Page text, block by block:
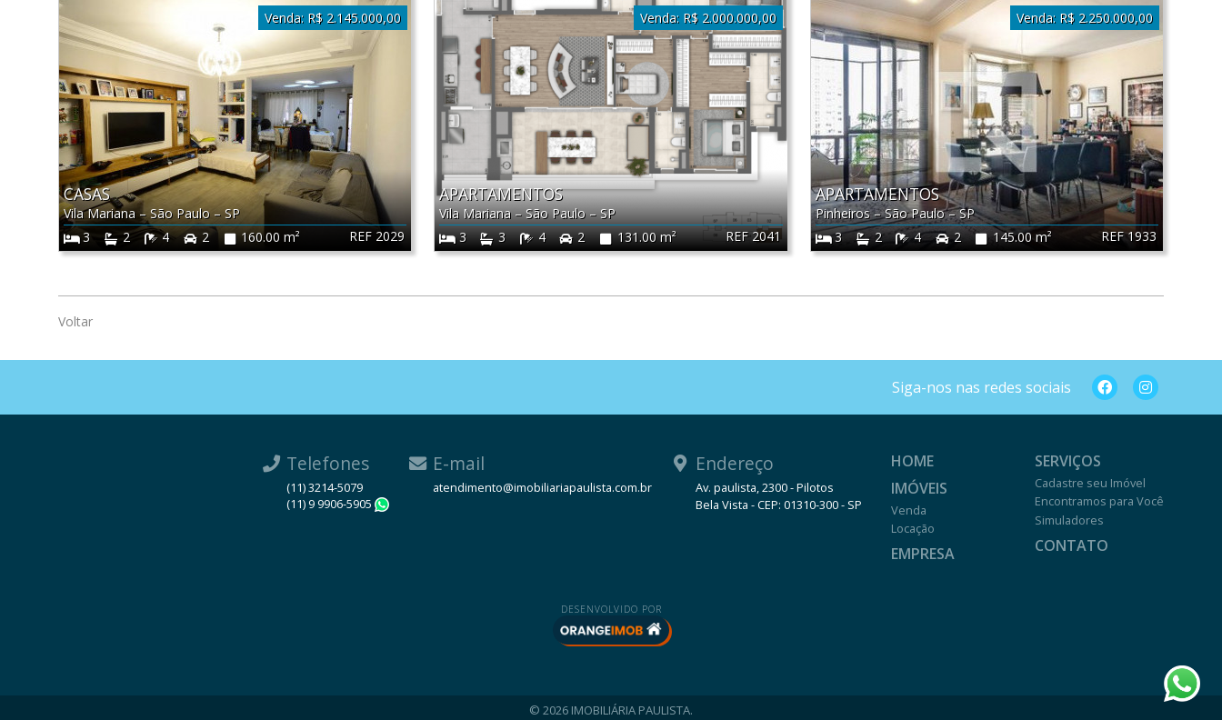
REF 2029
CASAS
Vila Mariana–São Paulo–SP
3
2 4 2 160.00 m²
Venda: R$ 2.145.000,00
REF 2041
APARTAMENTOS
Vila Mariana–São Paulo–SP
3
3 4 2 131.00 m²
Venda: R$ 2.000.000,00
REF 1933
APARTAMENTOS
Pinheiros–São Paulo–SP
3
2 4 2 145.00 m²
Venda: R$ 2.250.000,00
Voltar
Siga-nos nas redes sociais
Telefones
(11) 3214-5079
(11) 9 9906-5905
E-mail
atendimento@imobiliariapaulista.com.br
Endereço
Av. paulista, 2300 - Pilotos
Bela Vista - CEP: 01310-300 - SP
HOME
IMÓVEIS
Venda
Locação
EMPRESA
SERVIÇOS
Cadastre seu Imóvel
Encontramos para Você
Simuladores
CONTATO
DESENVOLVIDO POR
© 2026 IMOBILIÁRIA PAULISTA.